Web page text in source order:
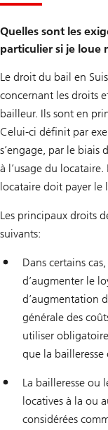
Quelles sont les
particulier si je loue
Le droit du bail en
concernant les droits
bailleur. Ils sont en
Celui-ci définit par
s’engage, par le biais
à l’usage du
locataire doit payer le
Les principaux droits
suivants:
Dans certains
d’augmenter le
d’augmentation
générale des
utiliser
que la
La bailleresse ou
locatives à la ou
considérées